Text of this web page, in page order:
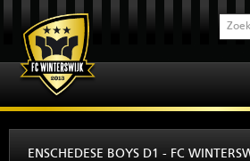
ENSCHEDESE BOYS D1 - FC